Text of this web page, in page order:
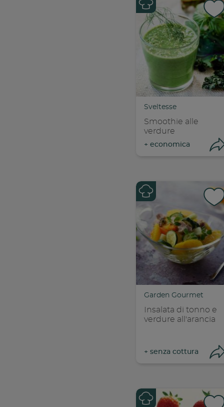
Sveltesse
Smoothie alle
verdure
+ economica
Garden Gourmet
Insalata di tonno e
verdure all'arancia
+ senza cottura